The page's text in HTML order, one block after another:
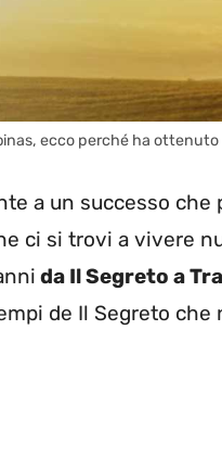
ecco perché ha
a un successo che
ci si trovi a vivere
da Il Segreto a
de Il Segreto